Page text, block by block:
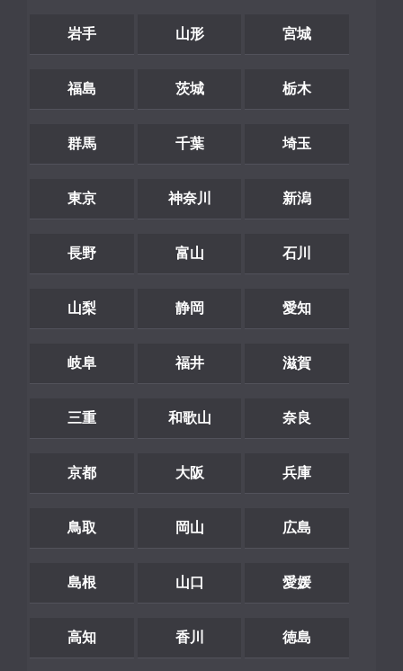
岩手 山形 宮城
福島 茨城 栃木
群馬 千葉 埼玉
東京 神奈川 新潟
長野 富山 石川
山梨 静岡 愛知
岐阜 福井 滋賀
三重 和歌山 奈良
京都 大阪 兵庫
鳥取 岡山 広島
島根 山口 愛媛
高知 香川 徳島